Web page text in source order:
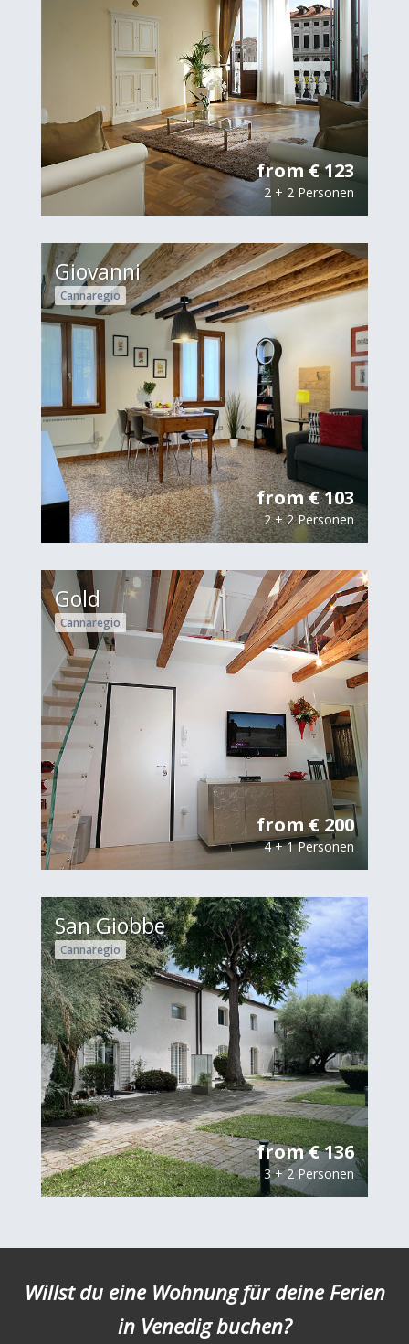
from € 123
2 + 2 Personen
Giovanni
Cannaregio
from € 103
2 + 2 Personen
Gold
Cannaregio
from € 200
4 + 1 Personen
San Giobbe
Cannaregio
from € 136
3 + 2 Personen
Willst du eine Wohnung für deine Ferien
in Venedig buchen?